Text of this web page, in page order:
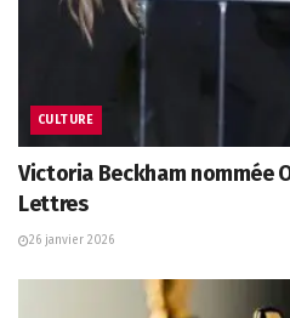
CULTURE
Victoria Beckham nommée
Lettres
26 janvier 2026